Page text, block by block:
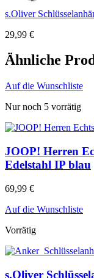
s.Oliver
29,99 €
Ähnliche
Auf die Wunschliste
Nur noch 5 vorrätig
JOOP! Herren
Edelstahl IP blau
69,99 €
Auf die Wunschliste
Vorrätig
s.Oliver